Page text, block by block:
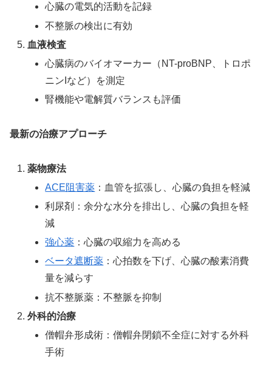
心臓の電気的活動を記録
不整脈の検出に有効
血液検査
心臓病のバイオマーカー（NT-proBNP、トロポ
ニンIなど）を測定
腎機能や電解質バランスも評価
最新の治療アプローチ
薬物療法
ACE阻害薬 ：血管を拡張し、心臓の負担を軽減
利尿剤：余分な水分を排出し、心臓の負担を軽
減
強心薬 ：心臓の収縮力を高める
ベータ遮断薬 ：心拍数を下げ、心臓の酸素消費
量を減らす
抗不整脈薬：不整脈を抑制
外科的治療
僧帽弁形成術：僧帽弁閉鎖不全症に対する外科
手術